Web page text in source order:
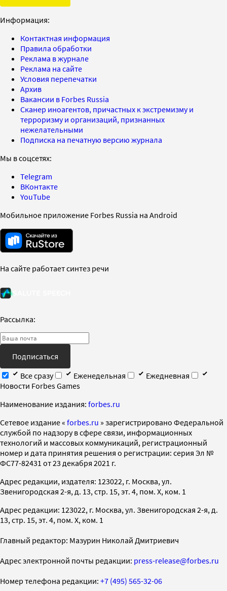
Информация:
Контактная информация
Правила обработки
Реклама в журнале
Реклама на сайте
Условия перепечатки
Архив
Вакансии в Forbes Russia
Сканер иноагентов, причастных к экстремизму и
терроризму и организаций, признанных
нежелательными
Подписка на печатную версию журнала
Мы в соцсетях:
Telegram
ВКонтакте
YouTube
Мобильное приложение Forbes Russia на Android
На сайте работает синтез речи
Рассылка:
Подписаться
Все сразу
Еженедельная
Ежедневная
Новости Forbes Games
Наименование издания: forbes.ru
Cетевое издание « forbes.ru » зарегистрировано Федеральной
службой по надзору в сфере связи, информационных
технологий и массовых коммуникаций, регистрационный
номер и дата принятия решения о регистрации: серия Эл №
ФС77-82431 от 23 декабря 2021 г.
Адрес редакции, издателя: 123022, г. Москва, ул.
Звенигородская 2-я, д. 13, стр. 15, эт. 4, пом. X, ком. 1
Адрес редакции: 123022, г. Москва, ул. Звенигородская 2-я, д.
13, стр. 15, эт. 4, пом. X, ком. 1
Главный редактор: Мазурин Николай Дмитриевич
Адрес электронной почты редакции: press-release@forbes.ru
Номер телефона редакции: +7 (495) 565-32-06